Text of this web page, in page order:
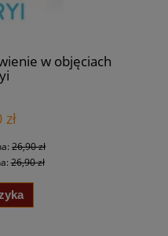
w objęciach
26,90 zł
26,90 zł